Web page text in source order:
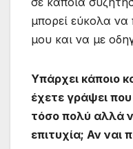
μπορεί εύκολα να
μου και να με
Υπάρχει κάποιο
έχετε γράψει που
τόσο πολύ αλλά
επιτυχία; Αν ναι